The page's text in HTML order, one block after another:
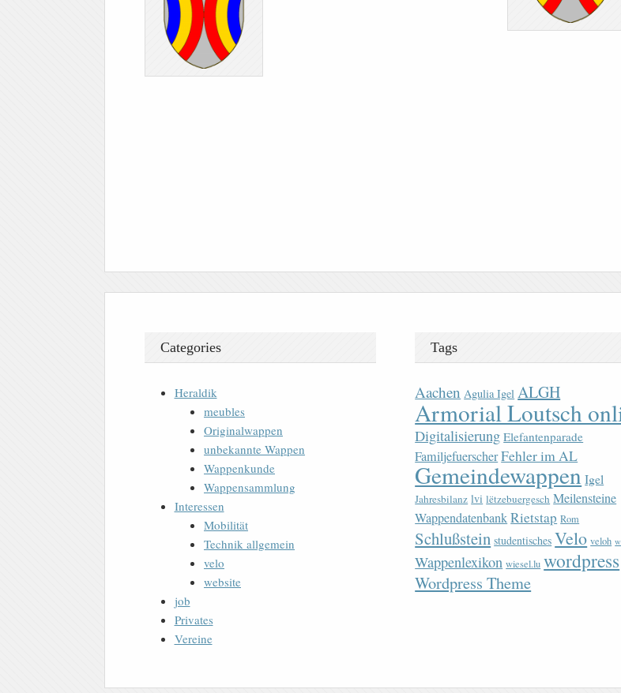
Categories
Heraldik
meubles
Originalwappen
unbekannte Wappen
Wappenkunde
Wappensammlung
Interessen
Mobilität
Technik allgemein
velo
website
job
Privates
Vereine
Tags
Aachen Agulia Igel ALGH
Armorial Loutsch
Digitalisierung Elefantenparade
FamiljefuerscherFehler im AL
Gemeindewappen Igel
Jahresbilanz lvi lëtzebuergesch Meilensteine
WappendatenbankRietstap Rom
Schlußstein studentisches Velo veloh
Wappenlexikon wiesel.lu wordpress
Wordpress Theme